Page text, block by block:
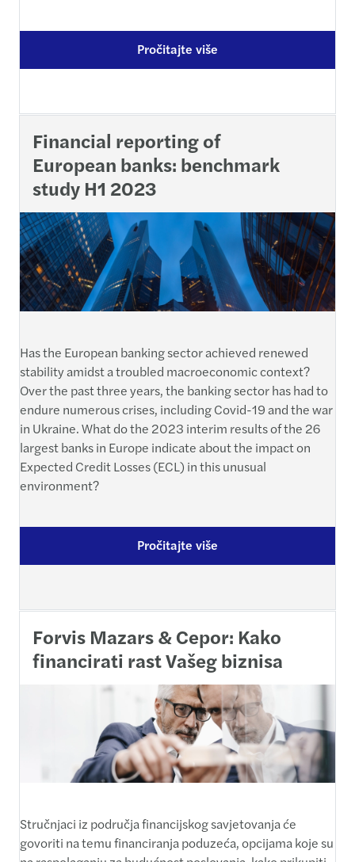
Pročitajte više
Financial reporting of
European banks: benchmark
study H1 2023
Has the European banking sector achieved renewed
stability amidst a troubled macroeconomic context?
Over the past three years, the banking sector has had to
endure numerous crises, including Covid-19 and the war
in Ukraine. What do the 2023 interim results of the 26
largest banks in Europe indicate about the impact on
Expected Credit Losses (ECL) in this unusual
environment?
Pročitajte više
Forvis Mazars & Cepor: Kako
financirati rast Vašeg biznisa
Stručnjaci iz područja financijskog savjetovanja će
govoriti na temu financiranja poduzeća, opcijama koje su